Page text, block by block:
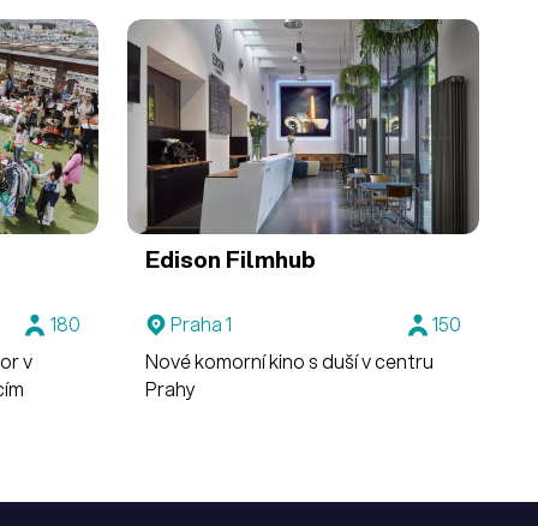
180
v
Edison Filmhub
Praha 1
150
Nové komorní kino s duší v centru
Prahy